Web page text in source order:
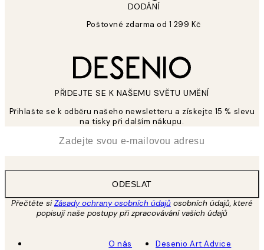
DODÁNÍ
Poštovné zdarma od 1 299 Kč
PŘIDEJTE SE K NAŠEMU SVĚTU UMĚNÍ
Přihlašte se k odběru našeho newsletteru a získejte 15 % slevu
na tisky při dalším nákupu.
ODESLAT
Přečtěte siZásady ochrany osobních údajů osobních údajů, které
popisují naše postupy při zpracovávání vašich údajů
O nás
Desenio Art Advice